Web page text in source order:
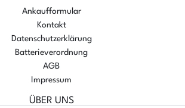
Ankaufformular
Kontakt
Datenschutzerklärung
Batterieverordnung
AGB
Impressum
ÜBER UNS